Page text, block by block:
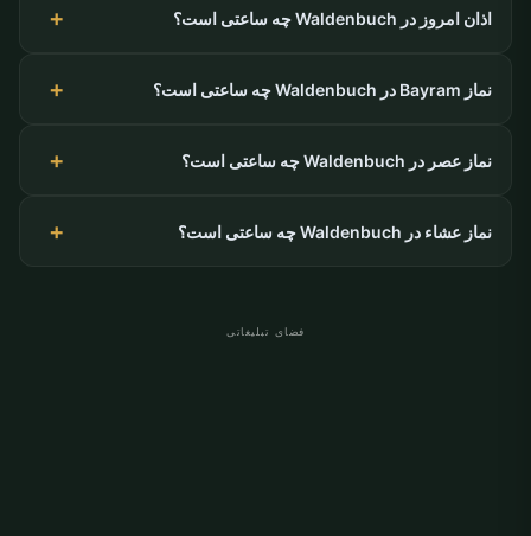
اذان امروز در Waldenbuch چه ساعتی است؟
نماز Bayram در Waldenbuch چه ساعتی است؟
نماز عصر در Waldenbuch چه ساعتی است؟
نماز عشاء در Waldenbuch چه ساعتی است؟
فضای تبلیغاتی